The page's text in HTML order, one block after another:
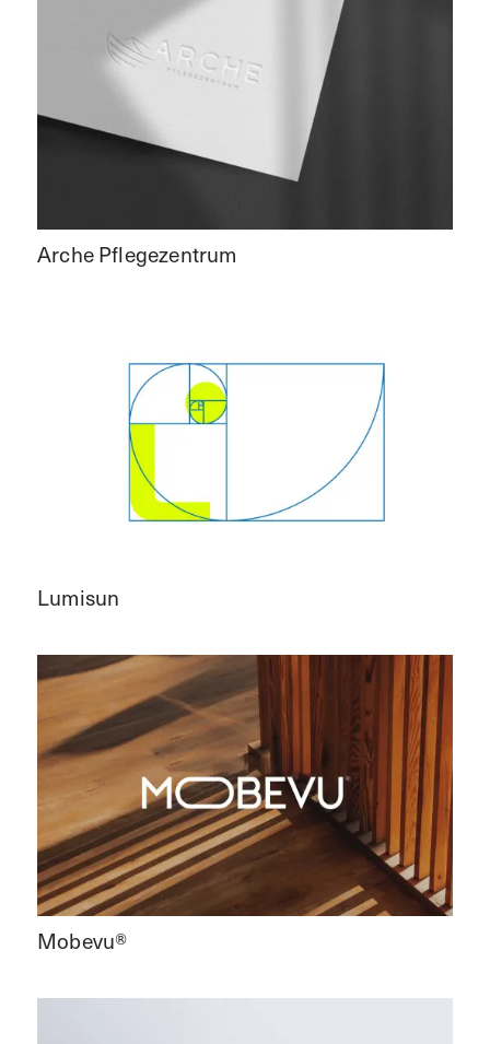
Arche Pflegezentrum
Lumisun
Mobevu®